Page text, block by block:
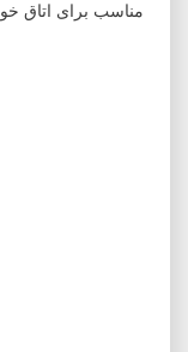
مناسب برای اتاق